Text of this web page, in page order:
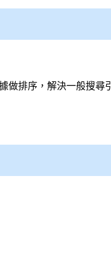
做排序，解決一般搜尋引